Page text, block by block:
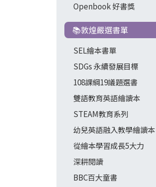
Openbook 好書獎
📚敦煌嚴選書單
SEL繪本書單
SDGs 永續發展目標
108課綱19議題選書
雙語教育英語繪讀本
STEAM教育系列
幼兒英語融入教學繪讀本
從繪本學習成長5大力
深耕閱讀
BBC百大童書